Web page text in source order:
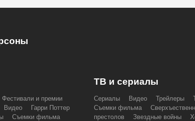
Фестивали и премии
Видео
Гарри Поттер
Съемки фильма
ТВ и сериалы
Сериалы Видео Трейлеры
Съемки фильма
престолов
Звездные войны